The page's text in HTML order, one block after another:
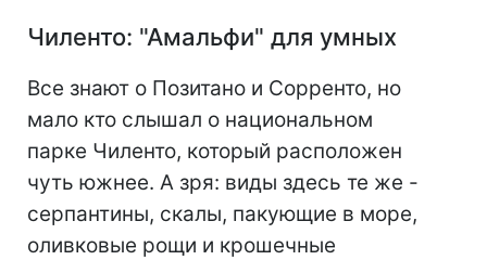
Чиленто: "Амальфи" для умных
Все знают о Позитано и Сорренто, но
мало кто слышал о национальном
парке Чиленто, который расположен
чуть южнее. А зря: виды здесь те же -
серпантины, скалы, пакующие в море,
оливковые рощи и крошечные